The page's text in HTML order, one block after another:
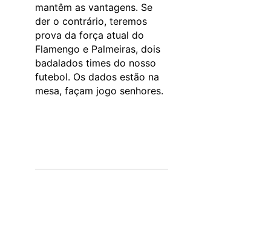
mantêm as vantagens. Se
der o contrário, teremos
prova da força atual do
Flamengo e Palmeiras, dois
badalados times do nosso
futebol. Os dados estão na
mesa, façam jogo senhores.